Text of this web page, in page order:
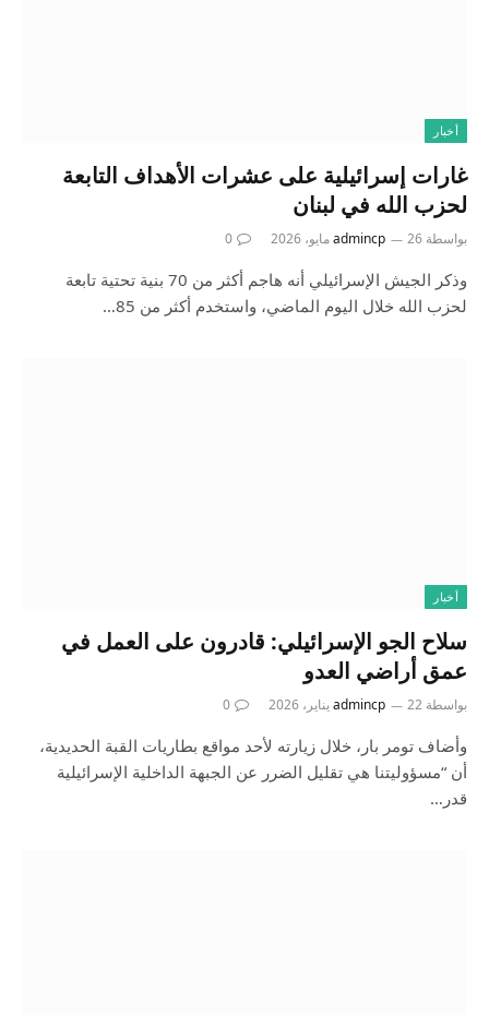
أخبار
غارات إسرائيلية على عشرات الأهداف التابعة
لحزب الله في لبنان
بواسطة admincp 26 مايو، 2026 0
وذكر الجيش الإسرائيلي أنه هاجم أكثر من 70 بنية تحتية تابعة
لحزب الله خلال اليوم الماضي، واستخدم أكثر من 85…
أخبار
سلاح الجو الإسرائيلي: قادرون على العمل في
عمق أراضي العدو
بواسطة admincp 22 يناير، 2026 0
وأضاف تومر بار، خلال زيارته لأحد مواقع بطاريات القبة الحديدية،
أن “مسؤوليتنا هي تقليل الضرر عن الجبهة الداخلية الإسرائيلية
قدر…